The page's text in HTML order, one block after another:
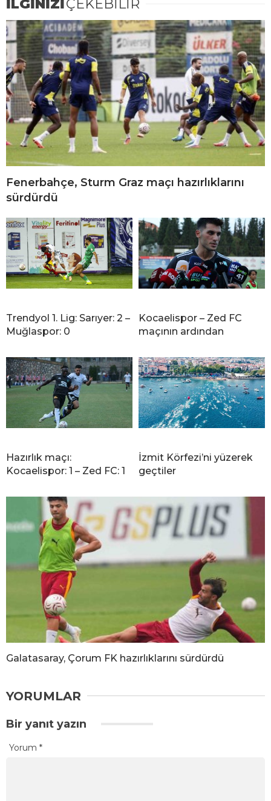
İLGİNİZİÇEKEBİLİR
Fenerbahçe, Sturm Graz maçı hazırlıklarını
sürdürdü
Trendyol 1. Lig: Sarıyer: 2 –
Muğlaspor: 0
Kocaelispor – Zed FC
maçının ardından
Hazırlık maçı:
Kocaelispor: 1 – Zed FC: 1
İzmit Körfezi’ni yüzerek
geçtiler
Galatasaray, Çorum FK hazırlıklarını sürdürdü
YORUMLAR
Bir yanıt yazın
Yorum *